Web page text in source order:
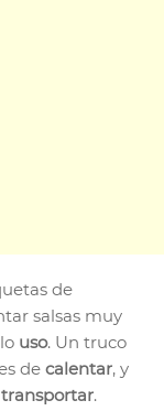
de
salsas muy
uso. Un truco
de calentar, y
transportar.